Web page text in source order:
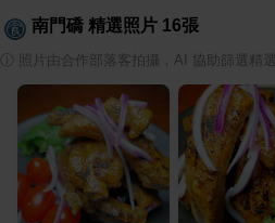
南門礄 精選照片 16張
照片由合作部落客拍攝，AI 協助篩選精選